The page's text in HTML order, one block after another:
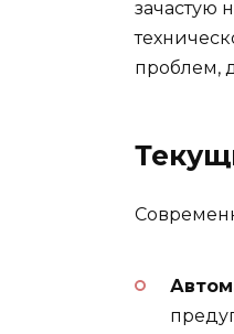
зачастую
проблем,